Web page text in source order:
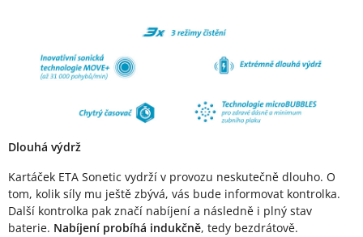
Dlouhá výdrž
Kartáček ETA Sonetic vydrží v provozu neskutečně dlouho. O
tom, kolik síly mu ještě zbývá, vás bude informovat kontrolka.
Další kontrolka pak značí nabíjení a následně i plný stav
baterie. Nabíjení probíhá indukčně, tedy bezdrátově.